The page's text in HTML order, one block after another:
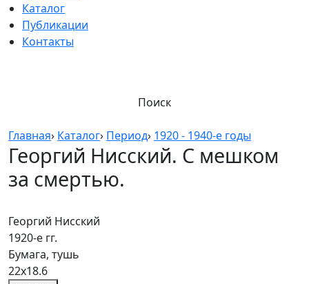
Каталог
Публикации
Контакты
Поиск
Главная› Каталог› Период› 1920 - 1940-е годы
Георгий Нисский. С мешком
за смертью.
Георгий Нисский
1920-е гг.
Бумага, тушь
22х18.6